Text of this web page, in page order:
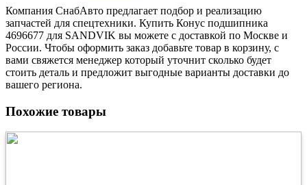
Компания СнабАвто предлагает подбор и реализацию
запчастей для спецтехники. Купить Конус подшипника
4696677 для SANDVIK вы можете с доставкой по Москве и
России. Чтобы оформить заказ добавьте товар в корзину, с
вами свяжется менеджер который уточнит сколько будет
стоить деталь и предложит выгодные варианты доставки до
вашего региона.
Похожие товары